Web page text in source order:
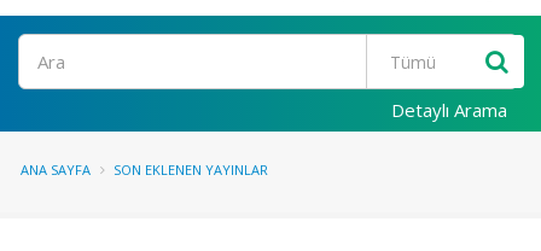
Ara
Detaylı Arama
ANA SAYFA SON EKLENEN YAYINLAR